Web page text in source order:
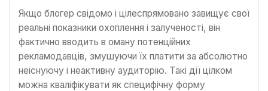
Якщо блогер свідомо і цілеспрямовано завищує свої
реальні показники охоплення і залученості, він
фактично вводить в оману потенційних
рекламодавців, змушуючи їх платити за абсолютно
неіснуючу і неактивну аудиторію. Такі дії цілком
можна кваліфікувати як специфічну форму